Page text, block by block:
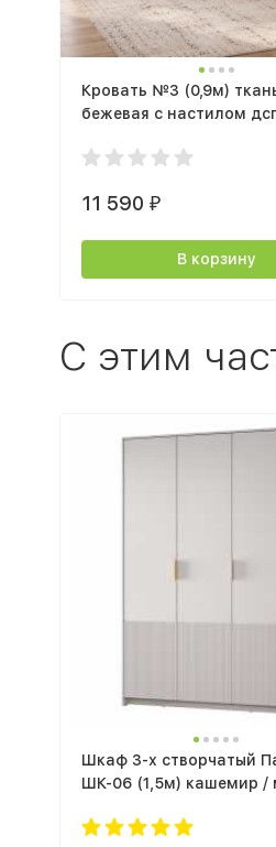
Кровать №3 (0,9м)
бежевая с настилом
11 590 ₽
В корзину
С этим
Шкаф 3-х створчатый
ШК-06 (1,5м) кашемир /